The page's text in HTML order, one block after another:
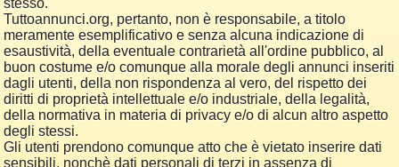
stesso.
Tuttoannunci.org, pertanto, non è responsabile, a titolo
meramente esemplificativo e senza alcuna indicazione di
esaustività, della eventuale contrarietà all'ordine pubblico, al
buon costume e/o comunque alla morale degli annunci inseriti
dagli utenti, della non rispondenza al vero, del rispetto dei
diritti di proprietà intellettuale e/o industriale, della legalità,
della normativa in materia di privacy e/o di alcun altro aspetto
degli stessi.
Gli utenti prendono comunque atto che è vietato inserire dati
sensibili, nonchè dati personali di terzi in assenza di